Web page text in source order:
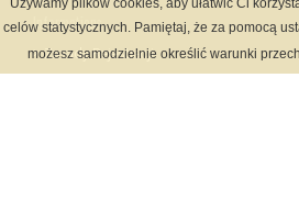
Informations
Zasady Rejestracji
Używamy plików cookies, aby ułatwić Ci
celów statystycznych. Pamiętaj, że za pomocą
możesz samodzielnie określić warunki